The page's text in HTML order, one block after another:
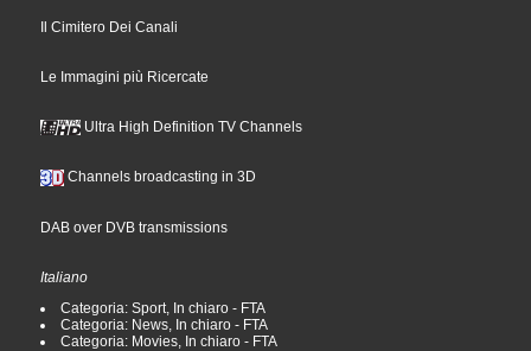
Il Cimitero Dei Canali
Le Immagini più Ricercate
Ultra High Definition TV Channels
Channels broadcasting in 3D
DAB over DVB transmissions
Italiano
Categoria: Sport, In chiaro - FTA
Categoria: News, In chiaro - FTA
Categoria: Movies, In chiaro - FTA